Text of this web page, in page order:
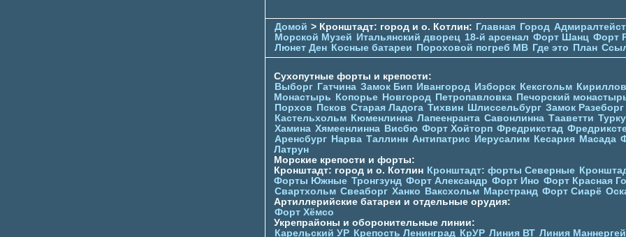
Домой > Кронштадт: город и о. Котлин: Главная Город
Морской Музей Итальянский дворец 18-й арсенал Форт Шанц Форт
Люнет Ден Косные батареи Пороховой погреб МВ Где это План
Сухопутные форты и крепости:
Выборг Гатчина Замок Бип Ивангород Изборск Кексгольм
Монастырь
Копорье Новгород Петропавловка Печорcкий
Порхов
Псков Старая Ладога Тихвин Шлиссельбург Замок Разеборг
Кастельхольм Кюменлинна Лапеенранта Савонлинна Тааветти Турку
Хамина Хямеенлинна Висбю Форт Хойторп Фредрикстад
Аренсбург Нарва Таллинн Антипатрис Иерусалим Кесария Масада
Латрун
Морские крепости и форты:
Кронштадт: город и о. Котлин Кронштадт: форты Северные
Форты Южные Тронгзунд Форт Александр Форт Ино Форт Красная
Свартхольм Свеаборг Ханко Ваксхольм Марстранд Форт Сиарё
Артиллерийские батареи и отдельные орудия:
Форт Хёмсо
Укрепрайоны и оборонительные линии:
Карельский УР Крепость Ленинград КрУР Линия ВТ Линия